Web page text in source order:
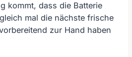
kommt, dass die Batterie
mal die nächste frische
zur Hand haben